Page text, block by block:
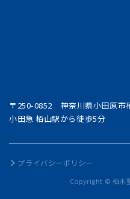
〒250-0852 神奈川県小田原市
小田急 栢山駅から徒歩5分
プライバシーポリシー
Copyright © 柏木